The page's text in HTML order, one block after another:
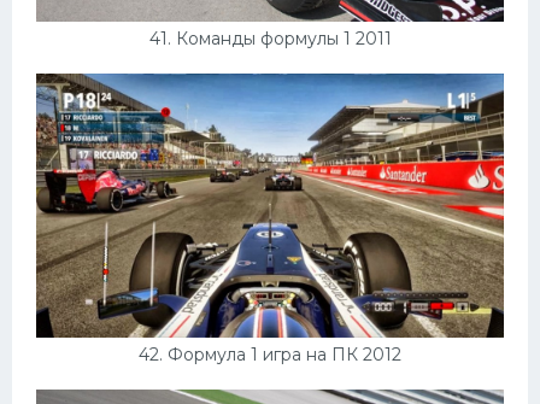
41. Команды формулы 1 2011
42. Формула 1 игра на ПК 2012